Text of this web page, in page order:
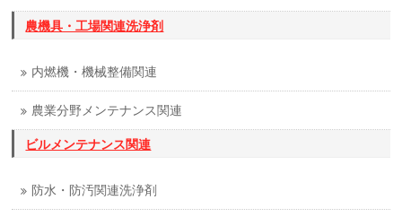
農機具・工場関連洗浄剤
内燃機・機械整備関連
農業分野メンテナンス関連
ビルメンテナンス関連
防水・防汚関連洗浄剤